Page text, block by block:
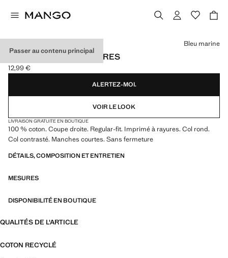
Passer au contenu principal
T-SHIRT COTON À RAYURES
Prix actuel [12,99 € ]
12,99 €
Choisissez une couleur
Bleu marine
ALERTEZ-MOI.
VOIR LE LOOK
LIVRAISON GRATUITE EN BOUTIQUE
100 % coton. Coupe droite. Regular-fit. Imprimé à rayures. Col rond.
Col contrasté. Manches courtes. Sans fermeture
DÉTAILS, COMPOSITION ET ENTRETIEN
MESURES
DISPONIBILITÉ EN BOUTIQUE
QUALITÉS DE L'ARTICLE
COTON RECYCLÉ